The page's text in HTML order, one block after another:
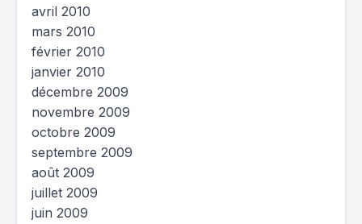
avril 2010
mars 2010
février 2010
janvier 2010
décembre 2009
novembre 2009
octobre 2009
septembre 2009
août 2009
juillet 2009
juin 2009